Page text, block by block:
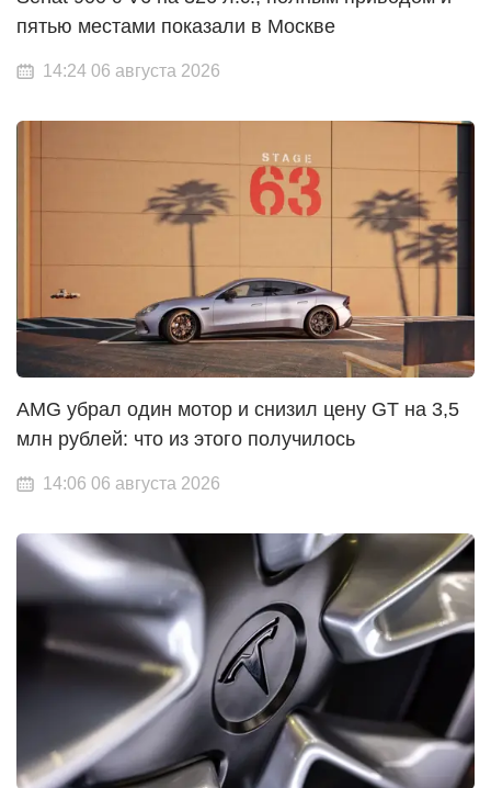
пятью местами показали в Москве
14:24 06 августа 2026
AMG убрал один мотор и снизил цену GT на 3,5
млн рублей: что из этого получилось
14:06 06 августа 2026